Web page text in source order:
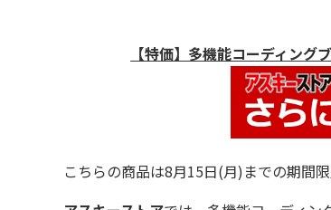
【特価】多機能コーディング
こちらの商品は8月15日(月)までの期間